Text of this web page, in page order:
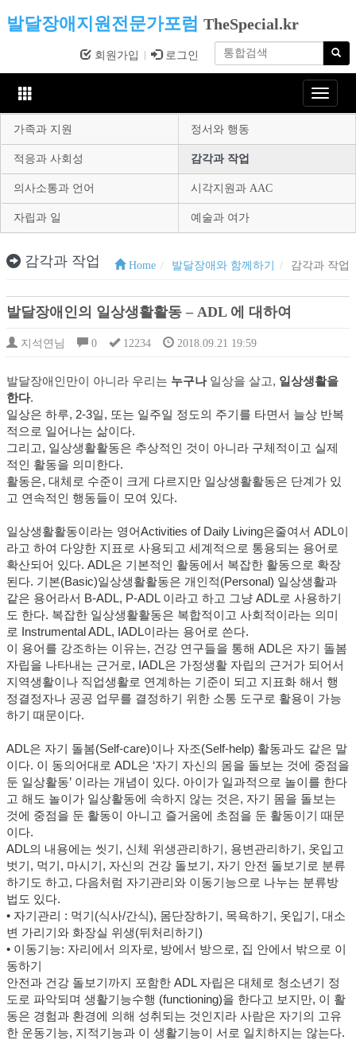
발달장애지원전문가포럼 TheSpecial.kr
회원가입 로그인
Toggle
가족과 지원
정서와 행동
적응과 사회성 감각과 작업
의사소통과 언어 시각지원과 AAC
자립과 일 예술과 여가
감각과 작업 Home 발달장애와 함께하기 감각과 작업
발달장애인의 일상생활활동 – ADL 에 대하여
지석연님 0 12234 2018.09.21 19:59
발달장애인만이 아니라 우리는 누구나일상을 살고, 일상생활을
한다.
일상은 하루, 2-3일, 또는 일주일 정도의 주기를 타면서 늘상 반복
적으로 일어나는 삶이다.
그리고, 일상생활활동은 추상적인 것이 아니라 구체적이고 실제
적인 활동을 의미한다.
활동은, 대체로 수준이 크게 다르지만 일상생활활동은 단계가 있
고 연속적인 행동들이 모여 있다.
일상생활활동이라는 영어Activities of Daily Living은줄여서 ADL이
라고 하여 다양한 지표로 사용되고 세계적으로 통용되는 용어로
확산되어 있다. ADL은 기본적인 활동에서 복잡한 활동으로 확장
된다. 기본(Basic)일상생활활동은 개인적(Personal) 일상생활과
같은 용어라서 B-ADL, P-ADL 이라고 하고 그냥 ADL로 사용하기
도 한다. 복잡한 일상생활활동은 복합적이고 사회적이라는 의미
로 Instrumental ADL, IADL이라는 용어로 쓴다.
이 용어를 강조하는 이유는, 건강 연구들을 통해 ADL은 자기 돌봄
자립을 나타내는 근거로, IADL은 가정생활 자립의 근거가 되어서
지역생활이나 직업생활로 연계하는 기준이 되고 지표화 해서 행
정결정자나 공공 업무를 결정하기 위한 소통 도구로 활용이 가능
하기 때문이다.
ADL은 자기 돌봄(Self-care)이나 자조(Self-help) 활동과도 같은 말
이다. 이 동의어대로 ADL은 ‘자기 자신의 몸을 돌보는 것에 중점을
둔 일상활동’ 이라는 개념이 있다. 아이가 일과적으로 놀이를 한다
고 해도 놀이가 일상활동에 속하지 않는 것은, 자기 몸을 돌보는
것에 중점을 둔 활동이 아니고 즐거움에 초점을 둔 활동이기 때문
이다.
ADL의 내용에는 씻기, 신체 위생관리하기, 용변관리하기, 옷입고
벗기, 먹기, 마시기, 자신의 건강 돌보기, 자기 안전 돌보기로 분류
하기도 하고, 다음처럼 자기관리와 이동기능으로 나누는 분류방
법도 있다.
• 자기관리
: 먹기(식사/간식), 몸단장하기, 목욕하기, 옷입기, 대소
변 가리기와 화장실 위생(뒤처리하기)
• 이동기능: 자리에서 의자로, 방에서 방으로, 집 안에서 밖으로 이
동하기
안전과 건강 돌보기까지 포함한 ADL 자립은 대체로 청소년기 정
도로 파악되며 생활기능수행 (functioning)을 한다고 보지만, 이 활
동은 경험과 환경에 의해 성취되는 것인지라 사람은 자기의 고유
한 운동기능, 지적기능과 이 생활기능이 서로 일치하지는 않는다.